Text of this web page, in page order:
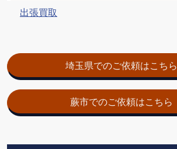
出張買取
埼玉県でのご依頼はこちら
蕨市でのご依頼はこちら